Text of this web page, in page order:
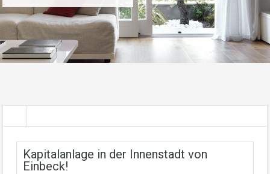
Kapitalanlage in der Innenstadt von
Einbeck!